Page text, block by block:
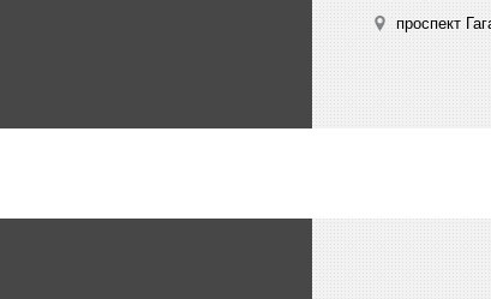
проспект